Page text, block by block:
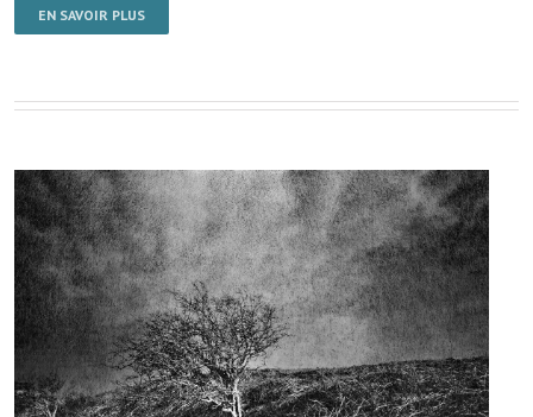
EN SAVOIR PLUS